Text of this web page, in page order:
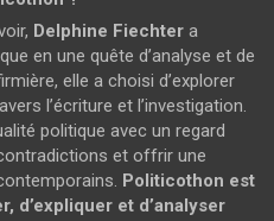
Delphine Fiechter a
en une quête d’analyse et de
elle a choisi d’explorer
l’écriture et l’investigation.
politique avec un regard
et offrir une
Politicothon est
d’expliquer et d’analyser